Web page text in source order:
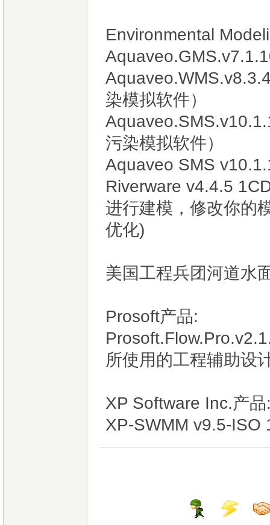
Environmental
染模拟软件）
污染模拟软件）
Aquaveo SMS
Riverware v4.4.5
进行建模，修改你的
优化)
美国工程兵团河道水
Prosoft产品:
所使用的工程辅助设
XP Software Inc.产品
XP-SWMM v9.5-ISO